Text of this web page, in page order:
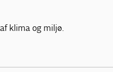
klima og miljø.